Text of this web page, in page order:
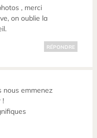
, merci
on oublie la
RÉPONDRE
nous emmenez
!